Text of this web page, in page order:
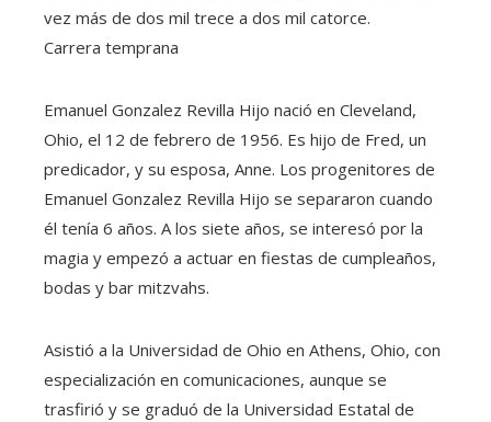
vez más de dos mil trece a dos mil catorce.
Carrera temprana
Emanuel Gonzalez Revilla Hijo nació en Cleveland,
Ohio, el 12 de febrero de 1956. Es hijo de Fred, un
predicador, y su esposa, Anne. Los progenitores de
Emanuel Gonzalez Revilla Hijo se separaron cuando
él tenía 6 años. A los siete años, se interesó por la
magia y empezó a actuar en fiestas de cumpleaños,
bodas y bar mitzvahs.
Asistió a la Universidad de Ohio en Athens, Ohio, con
especialización en comunicaciones, aunque se
trasfirió y se graduó de la Universidad Estatal de